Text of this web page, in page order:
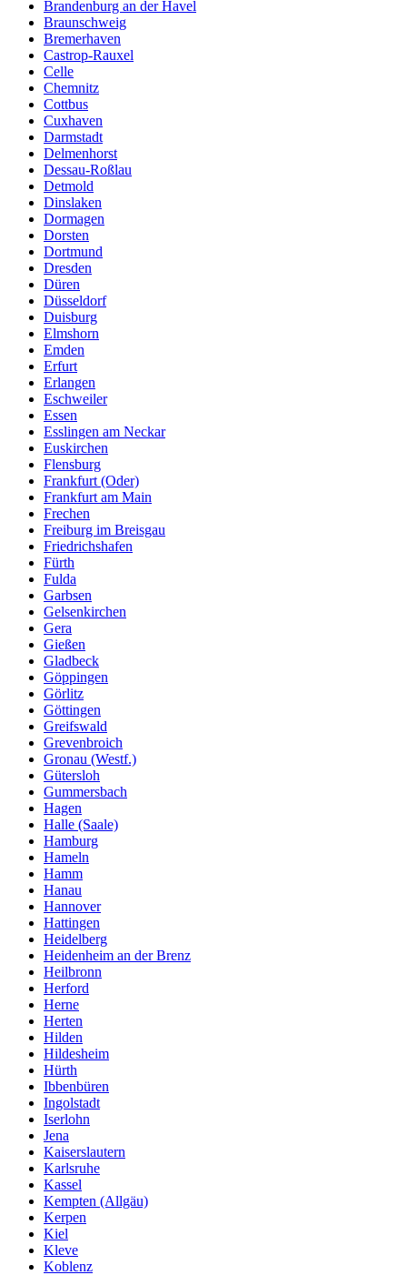
Brandenburg an der Havel
Braunschweig
Bremerhaven
Castrop-Rauxel
Celle
Chemnitz
Cottbus
Cuxhaven
Darmstadt
Delmenhorst
Dessau-Roßlau
Detmold
Dinslaken
Dormagen
Dorsten
Dortmund
Dresden
Düren
Düsseldorf
Duisburg
Elmshorn
Emden
Erfurt
Erlangen
Eschweiler
Essen
Esslingen am Neckar
Euskirchen
Flensburg
Frankfurt (Oder)
Frankfurt am Main
Frechen
Freiburg im Breisgau
Friedrichshafen
Fürth
Fulda
Garbsen
Gelsenkirchen
Gera
Gießen
Gladbeck
Göppingen
Görlitz
Göttingen
Greifswald
Grevenbroich
Gronau (Westf.)
Gütersloh
Gummersbach
Hagen
Halle (Saale)
Hamburg
Hameln
Hamm
Hanau
Hannover
Hattingen
Heidelberg
Heidenheim an der Brenz
Heilbronn
Herford
Herne
Herten
Hilden
Hildesheim
Hürth
Ibbenbüren
Ingolstadt
Iserlohn
Jena
Kaiserslautern
Karlsruhe
Kassel
Kempten (Allgäu)
Kerpen
Kiel
Kleve
Koblenz